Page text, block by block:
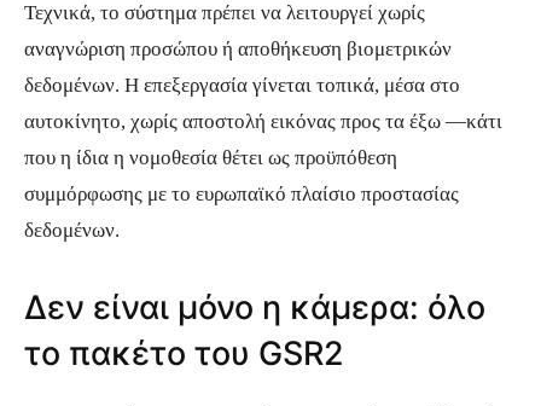
Τεχνικά, το σύστημα πρέπει να λειτουργεί χωρίς
αναγνώριση προσώπου ή αποθήκευση βιομετρικών
δεδομένων. Η επεξεργασία γίνεται τοπικά, μέσα στο
αυτοκίνητο, χωρίς αποστολή εικόνας προς τα έξω —κάτι
που η ίδια η νομοθεσία θέτει ως προϋπόθεση
συμμόρφωσης με το ευρωπαϊκό πλαίσιο προστασίας
δεδομένων.
Δεν είναι μόνο η κάμερα: όλο
το πακέτο του GSR2